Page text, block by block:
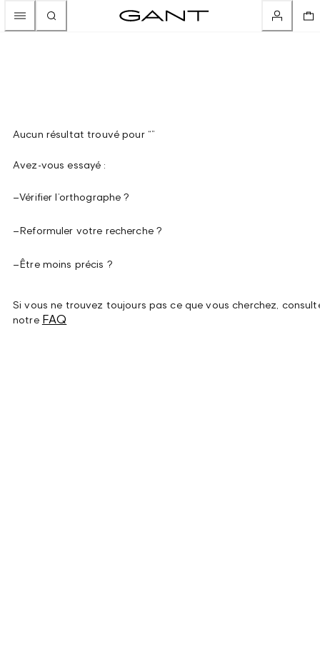
Aucun résultat trouvé pour “”
Avez-vous essayé :
–Vérifier l’orthographe ?
–Reformuler votre recherche ?
–Être moins précis ?
Si vous ne trouvez toujours pas ce que vous cherchez,
notre FAQ